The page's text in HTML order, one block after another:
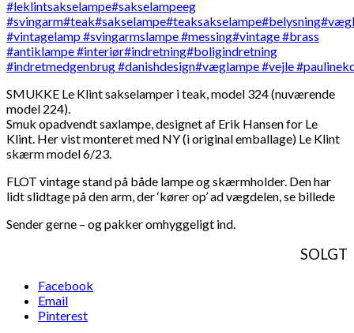
SMUKKE Le Klint sakselamper i teak, model 324 (nuværende
model 224).
Smuk opadvendt saxlampe, designet af Erik Hansen for Le
Klint. Her vist monteret med NY (i original emballage) Le Klint
skærm model 6/23.
FLOT vintage stand på både lampe og skærmholder. Den har
lidt slidtage på den arm, der ‘kører op’ ad vægdelen, se billede
Sender gerne – og pakker omhyggeligt ind.
SOLGT
Facebook
Email
Pinterest